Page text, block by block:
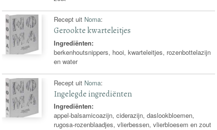
Recept uit Noma:
Gerookte kwarteleitjes
Ingrediënten:
berkenhoutsnippers, hooi, kwarteleitjes, rozenbottelazijn
en water
Recept uit Noma:
Ingelegde ingrediënten
Ingrediënten:
appel-balsamicoazijn, ciderazijn, daslookbloemen,
rugosa-rozenblaadjes, vlierbessen, vlierbloesem en zout